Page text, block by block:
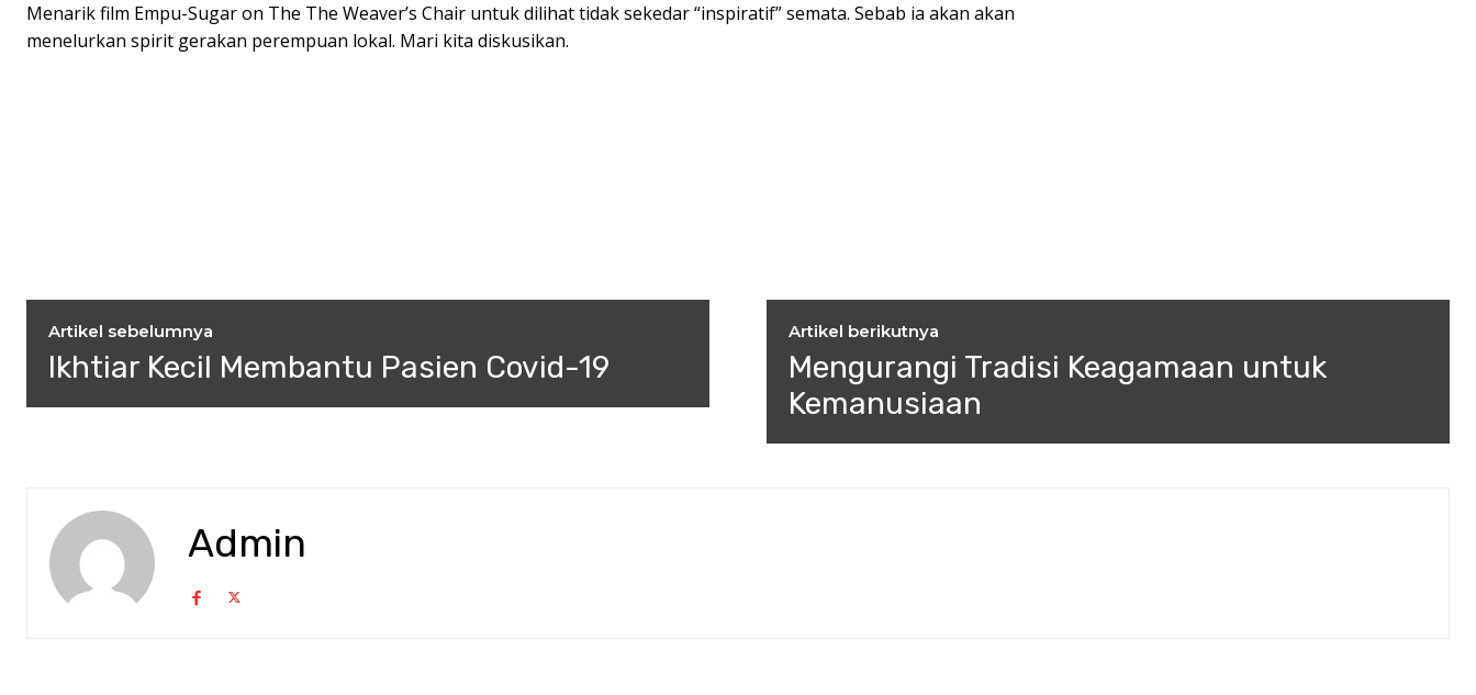
Menarik film Empu-Sugar on The The Weaver’s Chair untuk dilihat tidak sekedar “inspiratif” semata. Sebab ia akan akan
menelurkan spirit gerakan perempuan lokal. Mari kita diskusikan.
Artikel sebelumnya
Ikhtiar Kecil Membantu Pasien Covid-19
Artikel berikutnya
Mengurangi Tradisi Keagamaan untuk
Kemanusiaan
Admin